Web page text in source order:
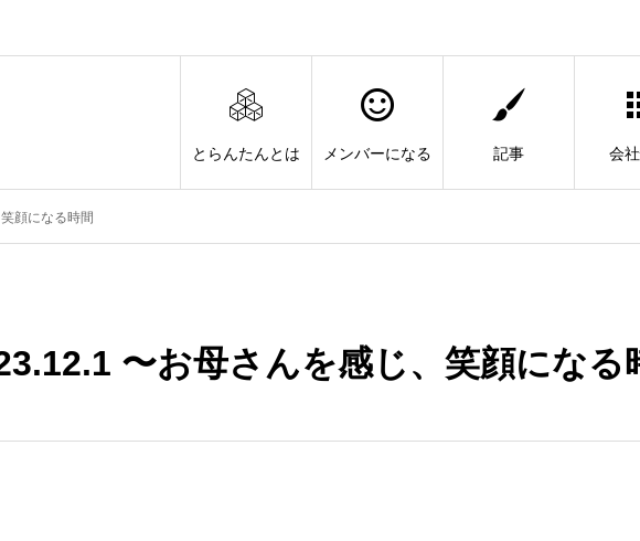
とらんたんとは メンバーになる 記事 会
顔になる時間
〜お母さんを感じ、笑顔になる